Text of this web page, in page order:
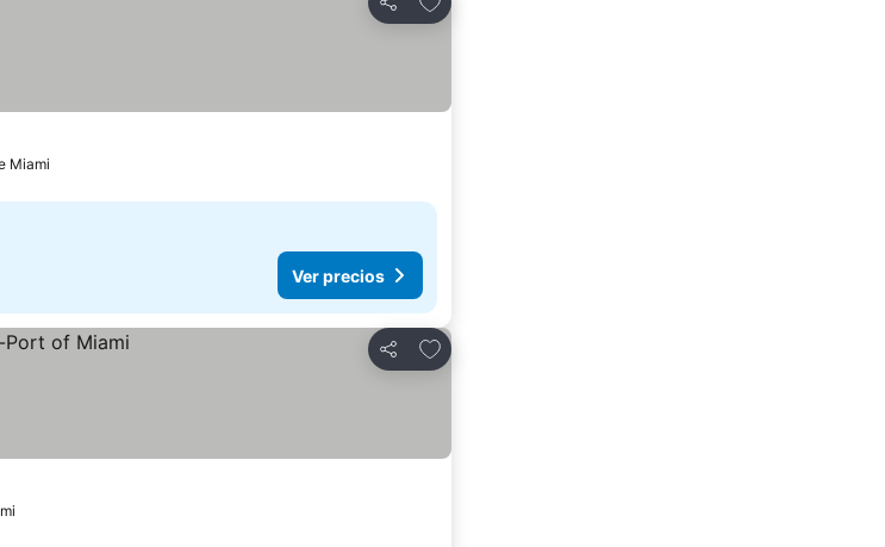
Compartir
Miami
Ver precios
Compartir
Agregar a favoritos